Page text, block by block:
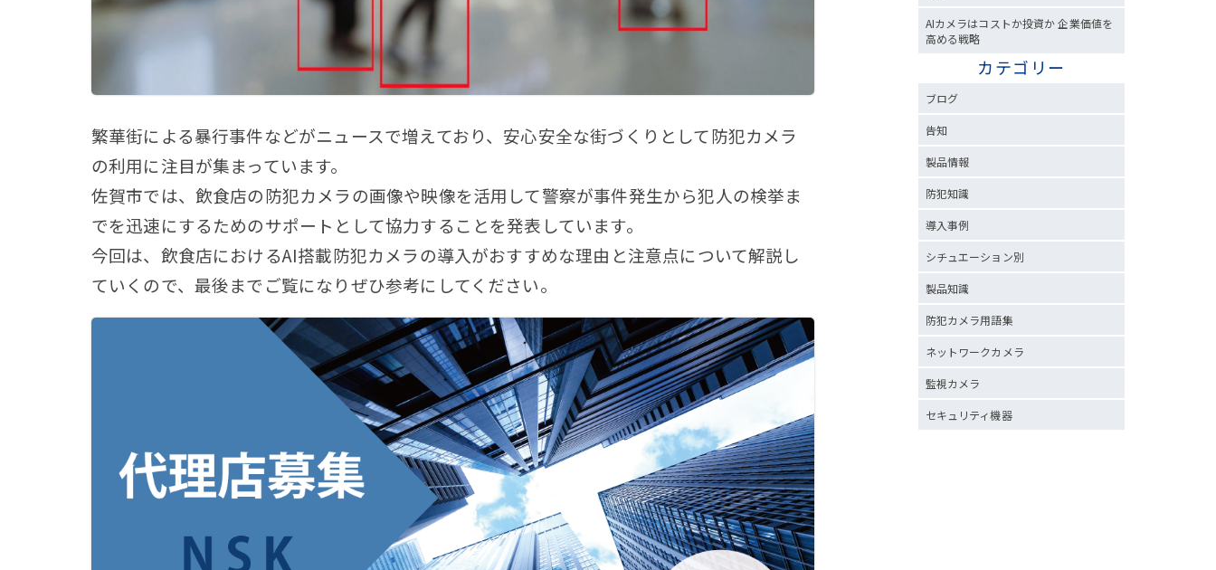
繁華街による暴行事件などがニュースで増えており、安心安全な街づくりとして防犯カメラ
の利用に注目が集まっています。
佐賀市では、飲食店の防犯カメラの画像や映像を活用して警察が事件発生から犯人の検挙ま
でを迅速にするためのサポートとして協力することを発表しています。
今回は、飲食店におけるAI搭載防犯カメラの導入がおすすめな理由と注意点について解説し
ていくので、最後までご覧になりぜひ参考にしてください。
AIカメラはコストか投資か 企業価値を
高める戦略
カテゴリー
ブログ
告知
製品情報
防犯知識
導入事例
シチュエーション別
製品知識
防犯カメラ用語集
ネットワークカメラ
監視カメラ
セキュリティ機器